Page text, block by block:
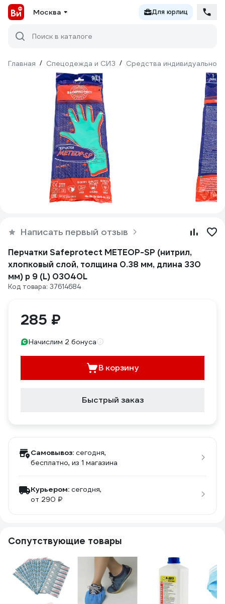
Москва Для юрлиц
Поиск в каталоге
Главная / Спецодежда и СИЗ / Средства индивидуальной
Написать первый отзыв
Перчатки Safeprotect МЕТЕОР-SP (нитрил,
хлопковый слой, толщина 0.38 мм, длина 330
мм) р 9 (L) 03040L
Код товара: 37614684
285 ₽
Начислим 2 бонуса
В корзину
Быстрый заказ
Самовывоз: сегодня,
бесплатно, из 1 магазина
Курьером: сегодня,
от 290 ₽
Сопутствующие товары